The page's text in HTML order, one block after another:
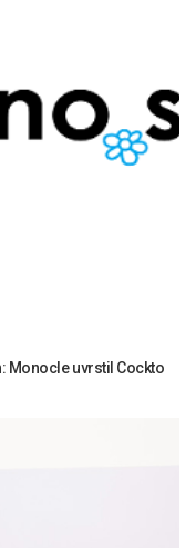
Monocle uvrstil Cockto